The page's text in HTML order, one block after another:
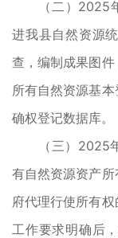
（二）2025年
进我县自然资源
查，编制成果图
所有自然资源基
确权登记数据库。
（三）2025年
有自然资源资产
府代理行使所有
工作要求明确后